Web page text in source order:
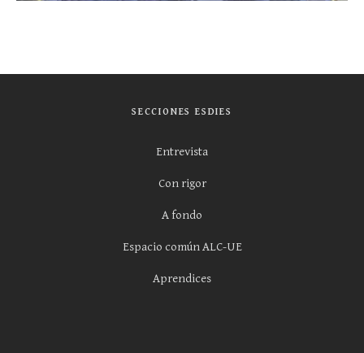
SECCIONES ESDIES
Entrevista
Con rigor
A fondo
Espacio común ALC-UE
Aprendices